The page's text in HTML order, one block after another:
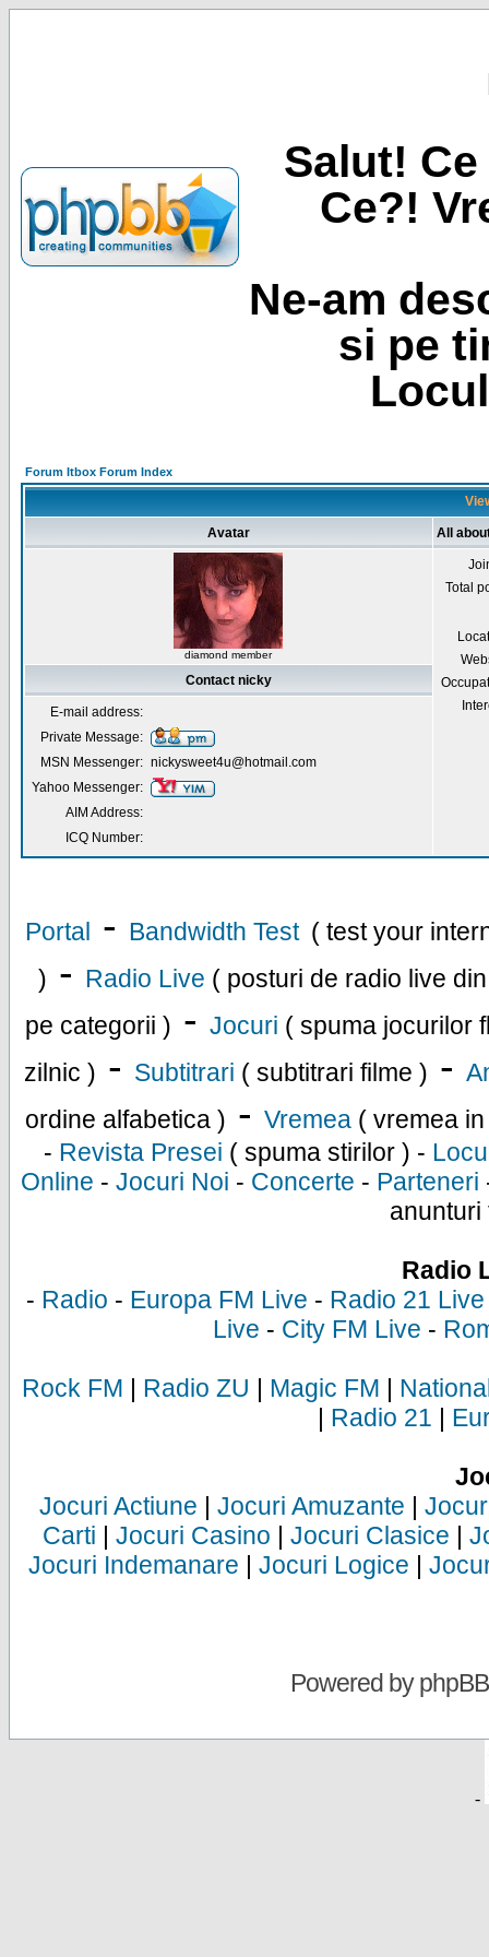
Salut!
Ce?!
Ne-am
si pe
Forum Itbox Forum Index
Avatar All
diamond member
Total
Contact nicky
E-mail address:
Private Message:
MSN Messenger: nickysweet4u@hotmail.com
Yahoo Messenger:
AIM Address:
ICQ Number:
Portal - Bandwidth Test ( test your
) - Radio Live ( posturi de radio live
pe categorii ) - Jocuri ( spuma jocurilor
zilnic ) - Subtitrari ( subtitrari filme ) -
ordine alfabetica ) - Vremea ( vremea
- Revista Presei ( spuma stirilor ) -
Online - Jocuri Noi - Concerte - Parteneri
anunturi
Radio
- Radio - Europa FM Live - Radio 21 Live
Live - City FM Live -
Rock FM | Radio ZU | Magic FM |
| Radio 21 |
Jocuri Actiune | Jocuri Amuzante |
Carti | Jocuri Casino | Jocuri Clasice |
Jocuri Indemanare | Jocuri Logice |
Powered byphpBB
-